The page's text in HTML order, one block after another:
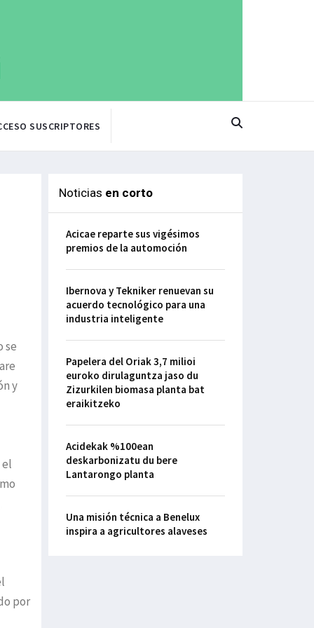
SUSCRIPTORES
se
y
por
Noticias en corto
Acicae reparte sus vigésimos
premios de la automoción
Ibernova y Tekniker renuevan su
acuerdo tecnológico para una
industria inteligente
Papelera del Oriak 3,7 milioi
euroko dirulaguntza jaso du
Zizurkilen biomasa planta bat
eraikitzeko
Acidekak %100ean
deskarbonizatu du bere
Lantarongo planta
Una misión técnica a Benelux
inspira a agricultores alaveses